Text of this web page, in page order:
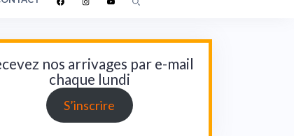
nos arrivages par e-mail
chaque lundi
S’inscrire